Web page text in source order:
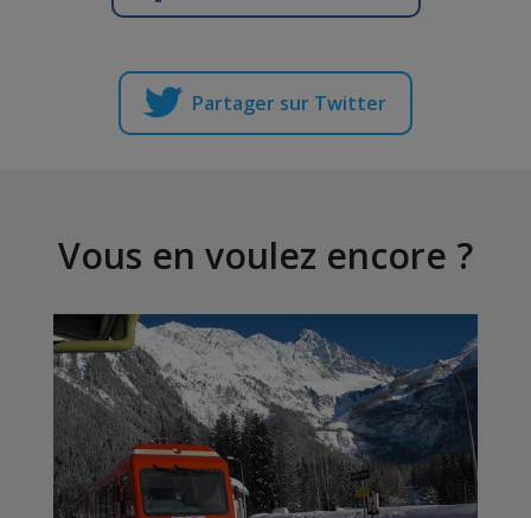
Partager sur Twitter
Vous en voulez encore ?